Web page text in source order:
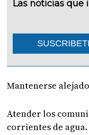
Las noticias que
Mantenerse
Atender los
corrientes de agua.